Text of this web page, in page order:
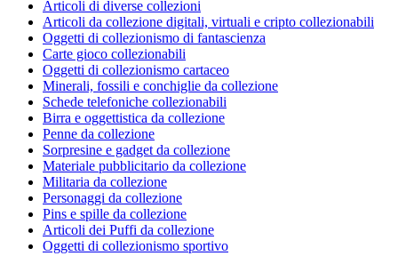
Articoli di diverse collezioni
Articoli da collezione digitali, virtuali e cripto collezionabili
Oggetti di collezionismo di fantascienza
Carte gioco collezionabili
Oggetti di collezionismo cartaceo
Minerali, fossili e conchiglie da collezione
Schede telefoniche collezionabili
Birra e oggettistica da collezione
Penne da collezione
Sorpresine e gadget da collezione
Materiale pubblicitario da collezione
Militaria da collezione
Personaggi da collezione
Pins e spille da collezione
Articoli dei Puffi da collezione
Oggetti di collezionismo sportivo